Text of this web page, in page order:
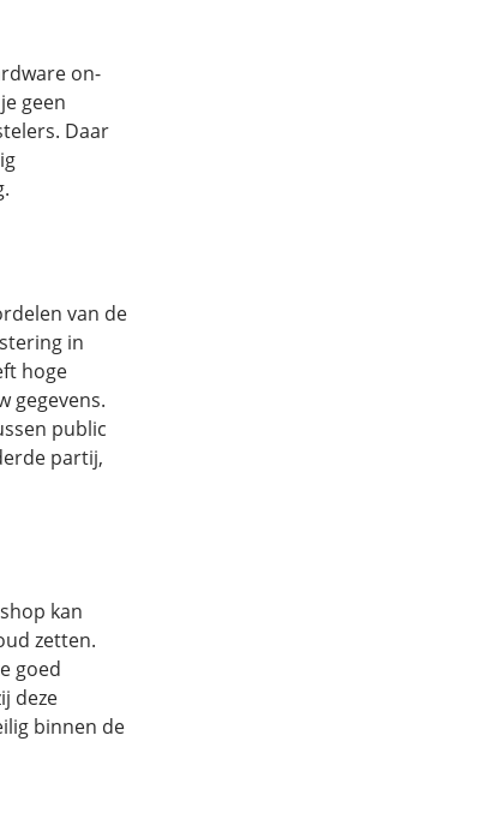
on-
geen
Daar
van de
in
hoge
gegevens.
public
partij,
kan
zetten.
goed
deze
binnen de